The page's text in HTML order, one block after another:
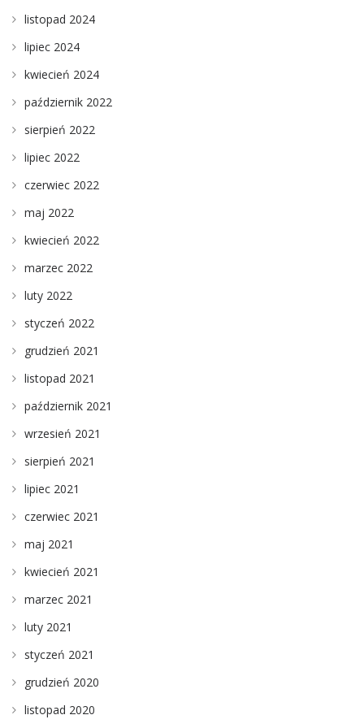
listopad 2024
lipiec 2024
kwiecień 2024
październik 2022
sierpień 2022
lipiec 2022
czerwiec 2022
maj 2022
kwiecień 2022
marzec 2022
luty 2022
styczeń 2022
grudzień 2021
listopad 2021
październik 2021
wrzesień 2021
sierpień 2021
lipiec 2021
czerwiec 2021
maj 2021
kwiecień 2021
marzec 2021
luty 2021
styczeń 2021
grudzień 2020
listopad 2020